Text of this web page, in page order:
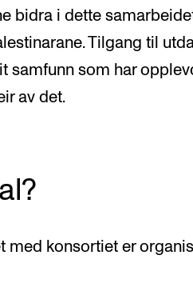
bidra i dette
Tilgang til
samfunn som har
av det.
med konsortiet er